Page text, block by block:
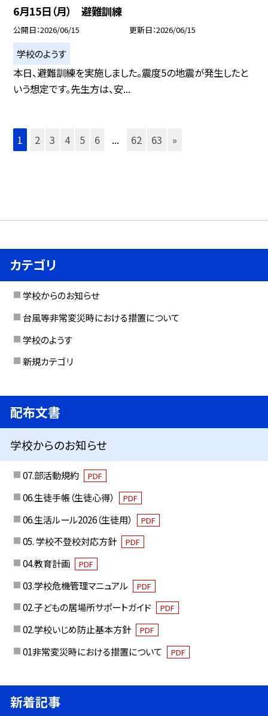
6月15日（月） 避難訓練
公開日 2026/06/15 更新日 2026/06/15
学校のようす
本日、避難訓練を実施しました。震度5の地震が発生したと
いう想定です。先生方は、安...
1 2 3 4 5 6 ... 62 63 »
カテゴリ
学校からのお知らせ
台風等非常変災時における措置について
学校のようす
新規カテゴリ
配布文書
学校からのお知らせ
07.部活動規約 PDF
06.生徒手帳（生徒心得） PDF
06.生活ルール2026（生徒用） PDF
05. 学校不登校対応方針 PDF
04.教育計画 PDF
03.学校危機管理マニュアル PDF
02.子どもの居場所サポートガイド PDF
02.学校いじめ防止基本方針 PDF
01非常変災時における措置について PDF
新着記事